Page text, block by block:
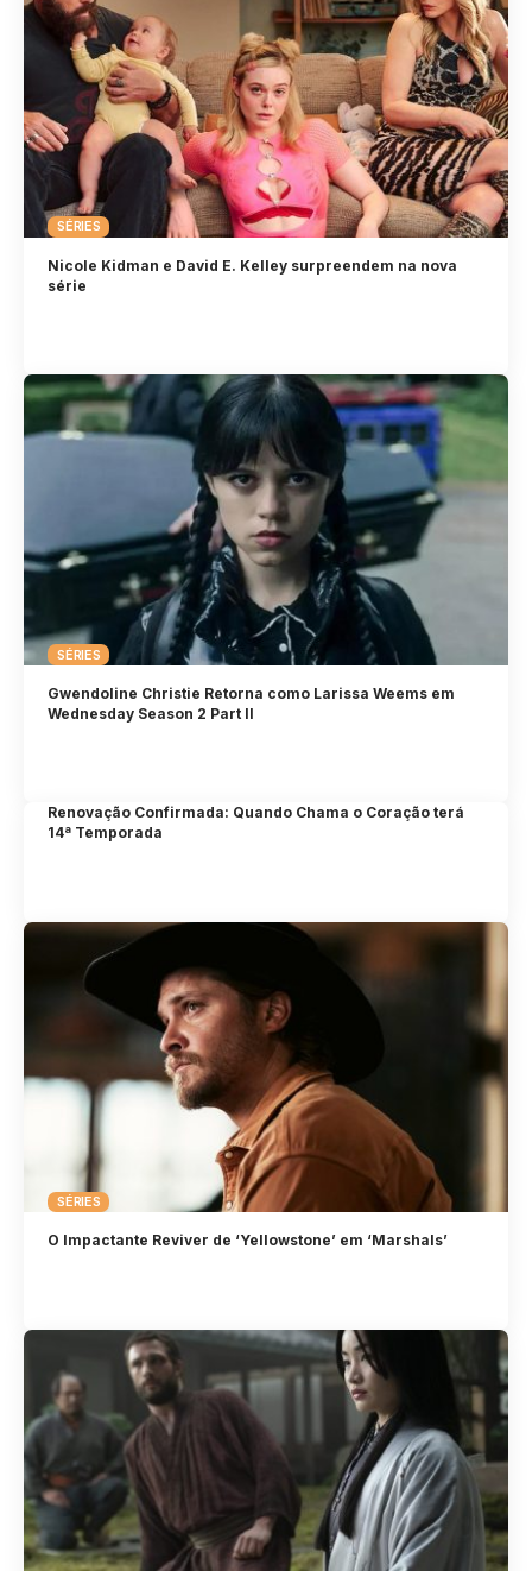
SÉRIES
Nicole Kidman e David E. Kelley surpreendem na nova
série
SÉRIES
Gwendoline Christie Retorna como Larissa Weems em
Wednesday Season 2 Part II
Renovação Confirmada: Quando Chama o Coração terá
14ª Temporada
SÉRIES
O Impactante Reviver de ‘Yellowstone’ em ‘Marshals’